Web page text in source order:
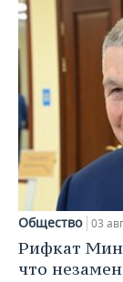
Общество 03
Рифкат
что